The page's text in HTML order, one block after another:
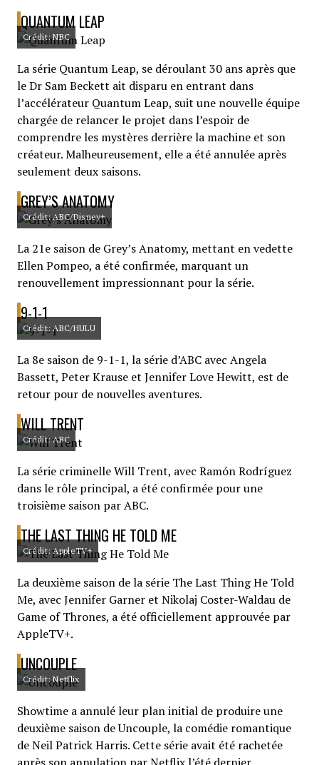
QUANTUM LEAP
Crédit: NBC
La série Quantum Leap, se déroulant 30 ans après que
le Dr Sam Beckett ait disparu en entrant dans
l’accélérateur Quantum Leap, suit une nouvelle équipe
chargée de relancer le projet dans l’espoir de
comprendre les mystères derrière la machine et son
créateur. Malheureusement, elle a été annulée après
seulement deux saisons.
GREY’S ANATOMY
Crédit: ABC/Disney+
La 21e saison de Grey’s Anatomy, mettant en vedette
Ellen Pompeo, a été confirmée, marquant un
renouvellement impressionnant pour la série.
9-1-1
Crédit: ABC/HULU
La 8e saison de 9-1-1, la série d’ABC avec Angela
Bassett, Peter Krause et Jennifer Love Hewitt, est de
retour pour de nouvelles aventures.
WILL TRENT
Crédit: ABC
La série criminelle Will Trent, avec Ramón Rodríguez
dans le rôle principal, a été confirmée pour une
troisième saison par ABC.
THE LAST THING HE TOLD ME
Crédit: AppleTV+
La deuxième saison de la série The Last Thing He Told
Me, avec Jennifer Garner et Nikolaj Coster-Waldau de
Game of Thrones, a été officiellement approuvée par
AppleTV+.
UNCOUPLE
Crédit: Netflix
Showtime a annulé leur plan initial de produire une
deuxième saison de Uncouple, la comédie romantique
de Neil Patrick Harris. Cette série avait été rachetée